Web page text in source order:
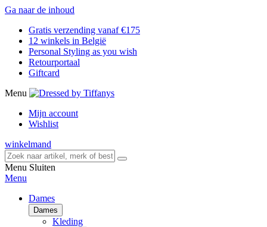
Ga naar de inhoud
Gratis verzending vanaf €175
12 winkels in België
Personal Styling as you wish
Retourportaal
Giftcard
Menu
Mijn account
Wishlist
winkelmand
Menu Sluiten
Menu
Dames
Dames
Kleding